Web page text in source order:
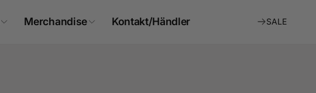
Merchandise Kontakt/Händler SALE